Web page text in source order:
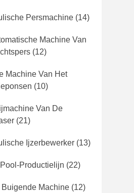
Persmachine (14)
Machine Van
(12)
Machine Van Het
(10)
Van De
(21)
Ijzerbewerker (13)
Productielijn (22)
Buigende Machine (12)